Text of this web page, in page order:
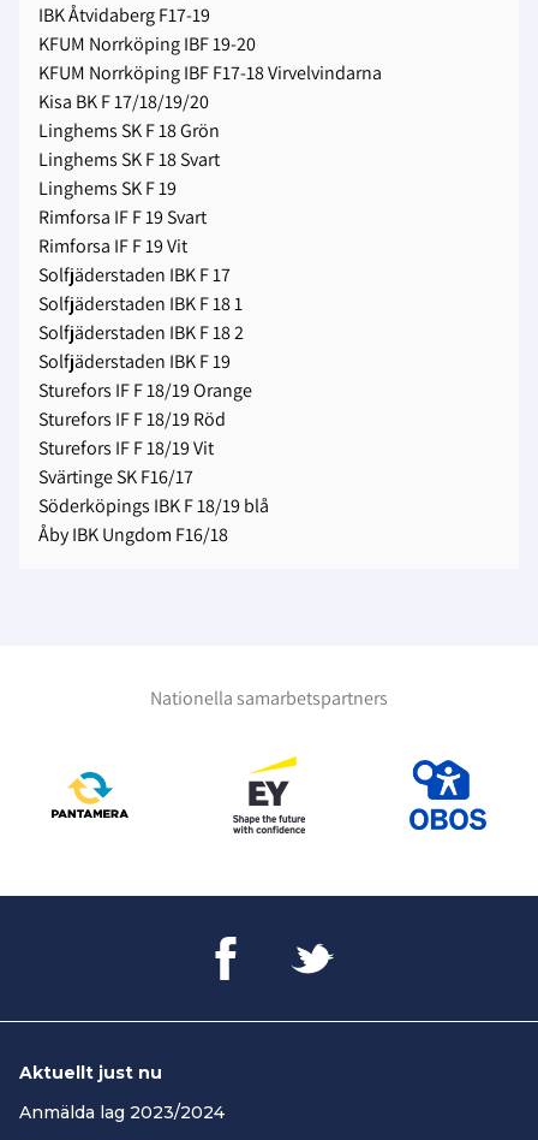
IBK Åtvidaberg F17-19
KFUM Norrköping IBF 19-20
KFUM Norrköping IBF F17-18 Virvelvindarna
Kisa BK F 17/18/19/20
Linghems SK F 18 Grön
Linghems SK F 18 Svart
Linghems SK F 19
Rimforsa IF F 19 Svart
Rimforsa IF F 19 Vit
Solfjäderstaden IBK F 17
Solfjäderstaden IBK F 18 1
Solfjäderstaden IBK F 18 2
Solfjäderstaden IBK F 19
Sturefors IF F 18/19 Orange
Sturefors IF F 18/19 Röd
Sturefors IF F 18/19 Vit
Svärtinge SK F16/17
Söderköpings IBK F 18/19 blå
Åby IBK Ungdom F16/18
Nationella samarbetspartners
Aktuellt just nu
Anmälda lag 2023/2024